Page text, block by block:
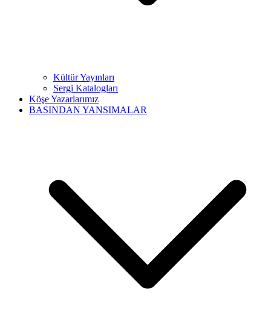
Kültür Yayınları
Sergi Katalogları
Köşe Yazarlarımız
BASINDAN YANSIMALAR